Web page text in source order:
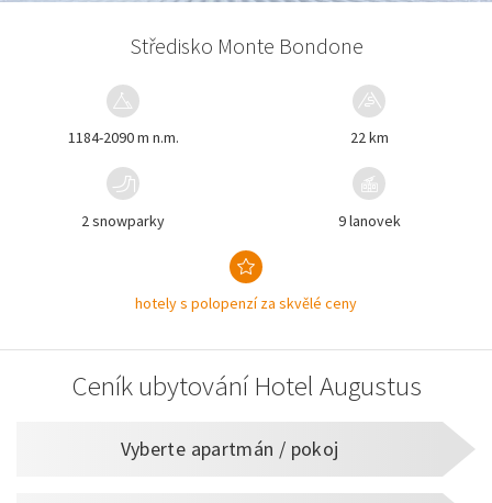
Středisko Monte Bondone
1184-2090 m n.m. 22 km
2 snowparky 9 lanovek
hotely s polopenzí za skvělé ceny
Ceník ubytování Hotel Augustus
Vyberte apartmán / pokoj